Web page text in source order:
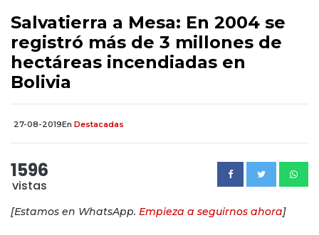
Salvatierra a Mesa: En 2004 se
registró más de 3 millones de
hectáreas incendiadas en
Bolivia
27-08-2019En Destacadas
1596
vistas
[Estamos en WhatsApp. Empieza a seguirnos ahora]